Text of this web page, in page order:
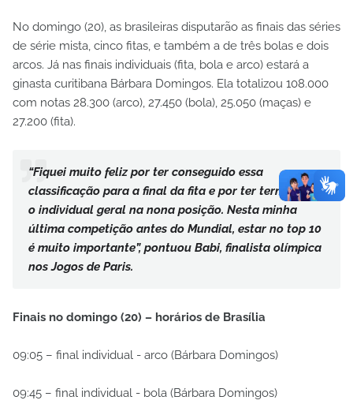
No domingo (20), as brasileiras disputarão as finais das séries
de série mista, cinco fitas, e também a de três bolas e dois
arcos. Já nas finais individuais (fita, bola e arco) estará a
ginasta curitibana Bárbara Domingos. Ela totalizou 108.000
com notas 28.300 (arco), 27.450 (bola), 25.050 (maças) e
27.200 (fita).
“Fiquei muito feliz por ter conseguido essa
classificação para a final da fita e por ter terminado
o individual geral na nona posição. Nesta minha
última competição antes do Mundial, estar no top 10
é muito importante”, pontuou Babi, finalista olímpica
nos Jogos de Paris.
Finais no domingo (20) – horários de Brasília
09:05 – final individual - arco (Bárbara Domingos)
09:45 – final individual - bola (Bárbara Domingos)